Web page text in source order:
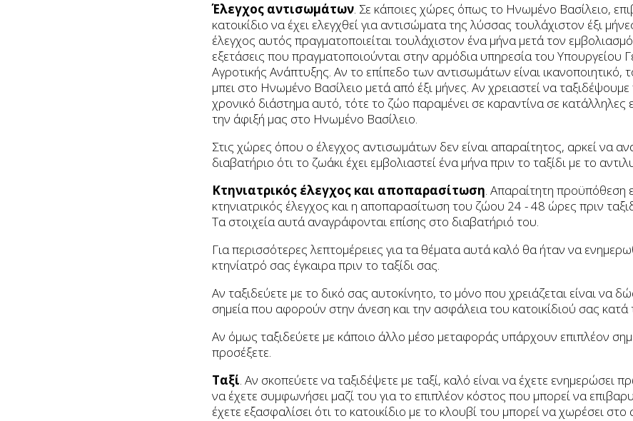
Έλεγχος αντισωμάτων. Σε κάποιες χώρες όπως το Ηνωμένο Βασίλειο,
κατοικίδιο να έχει ελεγχθεί για αντισώματα της λύσσας τουλάχιστον έξι
έλεγχος αυτός πραγματοποιείται τουλάχιστον ένα μήνα μετά τον
εξετάσεις που πραγματοποιούνται στην αρμόδια υπηρεσία του Υπουργείου
Αγροτικής Ανάπτυξης. Αν το επίπεδο των αντισωμάτων είναι ικανοποιητικό,
μπει στο Ηνωμένο Βασίλειο μετά από έξι μήνες. Αν χρειαστεί να ταξιδέψουμε
χρονικό διάστημα αυτό, τότε το ζώο παραμένει σε καραντίνα σε κατάλληλες
την άφιξή μας στο Ηνωμένο Βασίλειο.
Στις χώρες όπου ο έλεγχος αντισωμάτων δεν είναι απαραίτητος, αρκεί να
διαβατήριο ότι το ζωάκι έχει εμβολιαστεί ένα μήνα πριν το ταξίδι με το
Κτηνιατρικός έλεγχος και αποπαρασίτωση. Απαραίτητη προϋπόθεση
κτηνιατρικός έλεγχος και η αποπαρασίτωση του ζώου 24 - 48 ώρες πριν
Τα στοιχεία αυτά αναγράφονται επίσης στο διαβατήριό του.
Για περισσότερες λεπτομέρειες για τα θέματα αυτά καλό θα ήταν να
κτηνίατρό σας έγκαιρα πριν το ταξίδι σας.
Αν ταξιδεύετε με το δικό σας αυτοκίνητο, το μόνο που χρειάζεται είναι να
σημεία που αφορούν στην άνεση και την ασφάλεια του κατοικίδιού σας κατά
Αν όμως ταξιδεύετε με κάποιο άλλο μέσο μεταφοράς υπάρχουν επιπλέον
προσέξετε.
Ταξί. Αν σκοπεύετε να ταξιδέψετε με ταξί, καλό είναι να έχετε ενημερώσει
να έχετε συμφωνήσει μαζί του για το επιπλέον κόστος που μπορεί να
έχετε εξασφαλίσει ότι το κατοικίδιο με το κλουβί του μπορεί να χωρέσει